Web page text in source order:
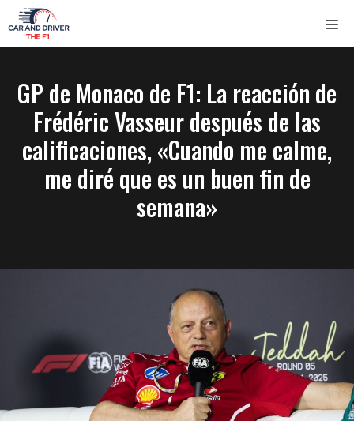
Saltar
al
contenido
GP de Monaco de F1: La reacción de
Frédéric Vasseur después de las
calificaciones, «Cuando me calme,
me diré que es un buen fin de
semana»